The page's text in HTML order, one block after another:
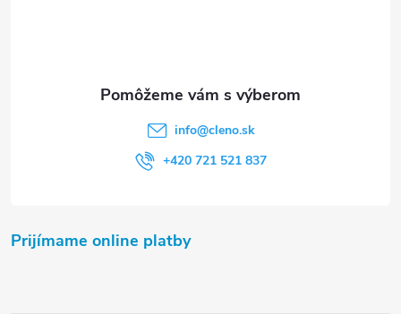
info@cleno.sk
+420 721 521 837
Prijímame online platby